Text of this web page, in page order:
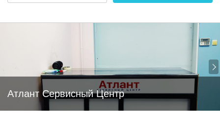
Атлант Сервисный Центр